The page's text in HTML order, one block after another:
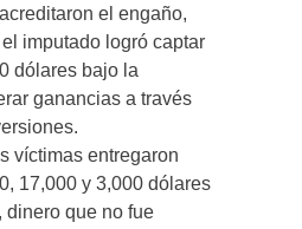
el engaño,
imputado logró captar
dólares bajo la
ganancias a través
víctimas entregaron
17,000 y 3,000 dólares
dinero que no fue